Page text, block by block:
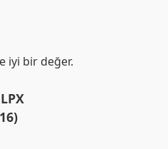
iyi bir değer.